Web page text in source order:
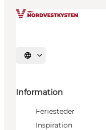
Vælg sprog
Information
Feriesteder
Inspiration